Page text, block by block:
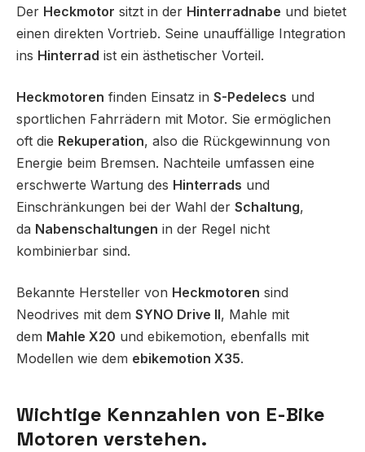
Der Heckmotor sitzt in der Hinterradnabe und bietet
einen direkten Vortrieb. Seine unauffällige Integration
ins Hinterrad ist ein ästhetischer Vorteil.
Heckmotoren finden Einsatz in S-Pedelecs und
sportlichen Fahrrädern mit Motor. Sie ermöglichen
oft die Rekuperation, also die Rückgewinnung von
Energie beim Bremsen. Nachteile umfassen eine
erschwerte Wartung des Hinterrads und
Einschränkungen bei der Wahl der Schaltung,
da Nabenschaltungen in der Regel nicht
kombinierbar sind.
Bekannte Hersteller von Heckmotoren sind
Neodrives mit dem SYNO Drive II, Mahle mit
dem Mahle X20 und ebikemotion, ebenfalls mit
Modellen wie dem ebikemotion X35.
Wichtige Kennzahlen von E-Bike
Motoren verstehen.